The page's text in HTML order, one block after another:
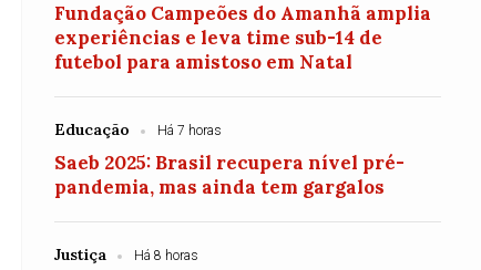
Fundação Campeões do Amanhã amplia
experiências e leva time sub-14 de
futebol para amistoso em Natal
Educação Há 7 horas
Saeb 2025: Brasil recupera nível pré-
pandemia, mas ainda tem gargalos
Justiça Há 8 horas